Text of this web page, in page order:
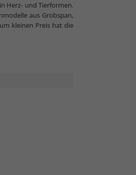
Herz- und Tierformen.
aus Grobspan,
kleinen Preis hat die